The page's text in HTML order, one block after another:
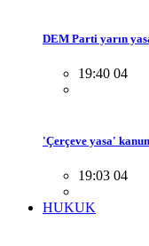
DEM Parti yarın
19:40 04
'Çerçeve yasa'
19:03 04
HUKUK